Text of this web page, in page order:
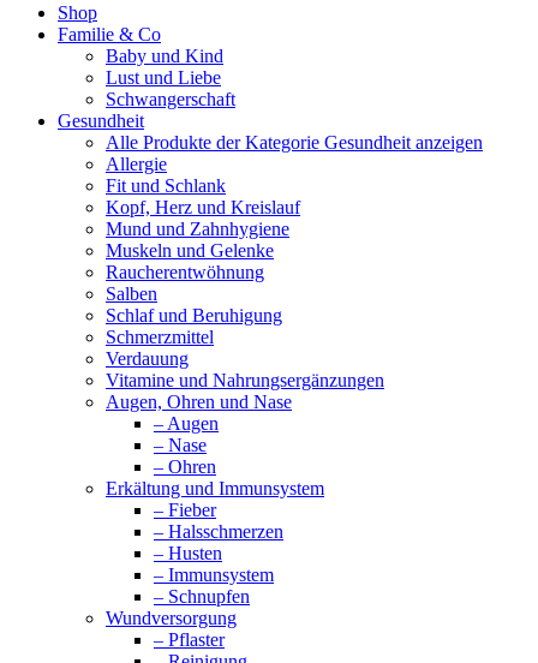
page
opens
Shop
Familie & Co
Baby und Kind
Lust und Liebe
Schwangerschaft
Gesundheit
Alle Produkte der Kategorie Gesundheit anzeigen
Allergie
Fit und Schlank
Kopf, Herz und Kreislauf
Mund und Zahnhygiene
Muskeln und Gelenke
Raucherentwöhnung
Salben
Schlaf und Beruhigung
Schmerzmittel
Verdauung
Vitamine und Nahrungsergänzungen
Augen, Ohren und Nase
– Augen
– Nase
– Ohren
Erkältung und Immunsystem
– Fieber
– Halsschmerzen
– Husten
– Immunsystem
– Schnupfen
Wundversorgung
– Pflaster